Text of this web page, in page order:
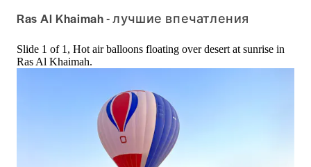
Ras Al Khaimah - лучшие впечатления
Slide 1 of 1, Hot air balloons floating over desert at sunrise in
Ras Al Khaimah.